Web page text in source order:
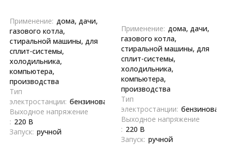
Применение: дома, дачи,
газового котла,
стиральной машины, для
сплит-системы,
холодильника,
компьютера,
производства
Тип
электростанции: бензиновая
Выходное напряжение
: 220 В
Запуск: ручной
Применение: дома, дачи,
газового котла,
стиральной машины, для
сплит-системы,
холодильника,
компьютера,
производства
Тип
электростанции: бензиновая
Выходное напряжение
: 220 В
Запуск: ручной